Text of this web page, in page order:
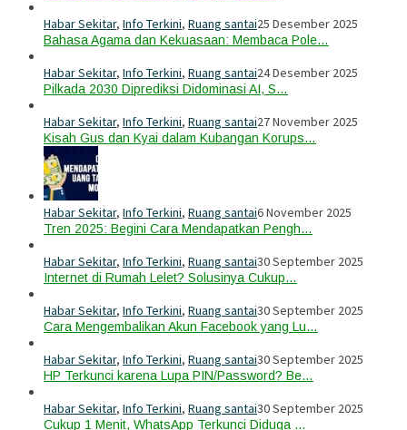
Habar Sekitar, Info Terkini, Ruang santai25 Desember 2025
Bahasa Agama dan Kekuasaan: Membaca Pole…
Habar Sekitar, Info Terkini, Ruang santai24 Desember 2025
Pilkada 2030 Diprediksi Didominasi AI, S…
Habar Sekitar, Info Terkini, Ruang santai27 November 2025
Kisah Gus dan Kyai dalam Kubangan Korups…
Habar Sekitar, Info Terkini, Ruang santai6 November 2025
Tren 2025: Begini Cara Mendapatkan Pengh…
Habar Sekitar, Info Terkini, Ruang santai30 September 2025
Internet di Rumah Lelet? Solusinya Cukup…
Habar Sekitar, Info Terkini, Ruang santai30 September 2025
Cara Mengembalikan Akun Facebook yang Lu…
Habar Sekitar, Info Terkini, Ruang santai30 September 2025
HP Terkunci karena Lupa PIN/Password? Be…
Habar Sekitar, Info Terkini, Ruang santai30 September 2025
Cukup 1 Menit, WhatsApp Terkunci Diduga …